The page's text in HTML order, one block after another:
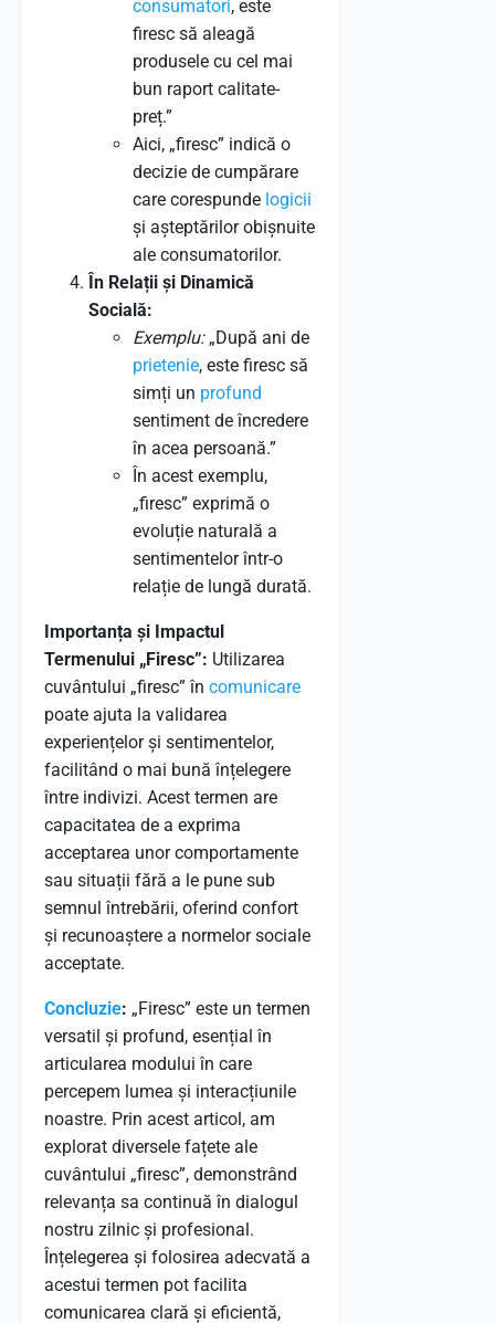
consumatori, este
firesc să aleagă
produsele cu cel mai
bun raport calitate-
preț.”
Aici, „firesc” indică o
decizie de cumpărare
care corespunde logicii
și așteptărilor obișnuite
ale consumatorilor.
În Relații și Dinamică
Socială:
Exemplu:„După ani de
prietenie, este firesc să
simți un profund
sentiment de încredere
în acea persoană.”
În acest exemplu,
„firesc” exprimă o
evoluție naturală a
sentimentelor într-o
relație de lungă durată.
Importanța și Impactul
Termenului „Firesc”: Utilizarea
cuvântului „firesc” în comunicare
poate ajuta la validarea
experiențelor și sentimentelor,
facilitând o mai bună înțelegere
între indivizi. Acest termen are
capacitatea de a exprima
acceptarea unor comportamente
sau situații fără a le pune sub
semnul întrebării, oferind confort
și recunoaștere a normelor sociale
acceptate.
Concluzie: „Firesc” este un termen
versatil și profund, esențial în
articularea modului în care
percepem lumea și interacțiunile
noastre. Prin acest articol, am
explorat diversele fațete ale
cuvântului „firesc”, demonstrând
relevanța sa continuă în dialogul
nostru zilnic și profesional.
Înțelegerea și folosirea adecvată a
acestui termen pot facilita
comunicarea clară și eficientă,